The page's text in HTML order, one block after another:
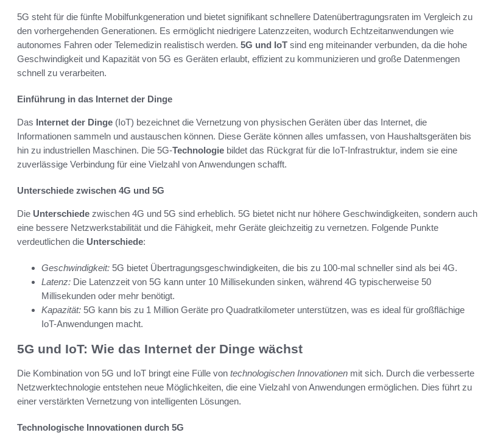
5G steht für die fünfte Mobilfunkgeneration und bietet signifikant schnellere Datenübertragungsraten im Vergleich zu
den vorhergehenden Generationen. Es ermöglicht niedrigere Latenzzeiten, wodurch Echtzeitanwendungen wie
autonomes Fahren oder Telemedizin realistisch werden. 5G und IoT sind eng miteinander verbunden, da die hohe
Geschwindigkeit und Kapazität von 5G es Geräten erlaubt, effizient zu kommunizieren und große Datenmengen
schnell zu verarbeiten.
Einführung in das Internet der Dinge
Das Internet der Dinge (IoT) bezeichnet die Vernetzung von physischen Geräten über das Internet, die
Informationen sammeln und austauschen können. Diese Geräte können alles umfassen, von Haushaltsgeräten bis
hin zu industriellen Maschinen. Die 5G-Technologie bildet das Rückgrat für die IoT-Infrastruktur, indem sie eine
zuverlässige Verbindung für eine Vielzahl von Anwendungen schafft.
Unterschiede zwischen 4G und 5G
Die Unterschiede zwischen 4G und 5G sind erheblich. 5G bietet nicht nur höhere Geschwindigkeiten, sondern auch
eine bessere Netzwerkstabilität und die Fähigkeit, mehr Geräte gleichzeitig zu vernetzen. Folgende Punkte
verdeutlichen die Unterschiede:
Geschwindigkeit: 5G bietet Übertragungsgeschwindigkeiten, die bis zu 100-mal schneller sind als bei 4G.
Latenz: Die Latenzzeit von 5G kann unter 10 Millisekunden sinken, während 4G typischerweise 50
Millisekunden oder mehr benötigt.
Kapazität: 5G kann bis zu 1 Million Geräte pro Quadratkilometer unterstützen, was es ideal für großflächige
IoT-Anwendungen macht.
5G und IoT: Wie das Internet der Dinge wächst
Die Kombination von 5G und IoT bringt eine Fülle von technologischen Innovationen mit sich. Durch die verbesserte
Netzwerktechnologie entstehen neue Möglichkeiten, die eine Vielzahl von Anwendungen ermöglichen. Dies führt zu
einer verstärkten Vernetzung von intelligenten Lösungen.
Technologische Innovationen durch 5G